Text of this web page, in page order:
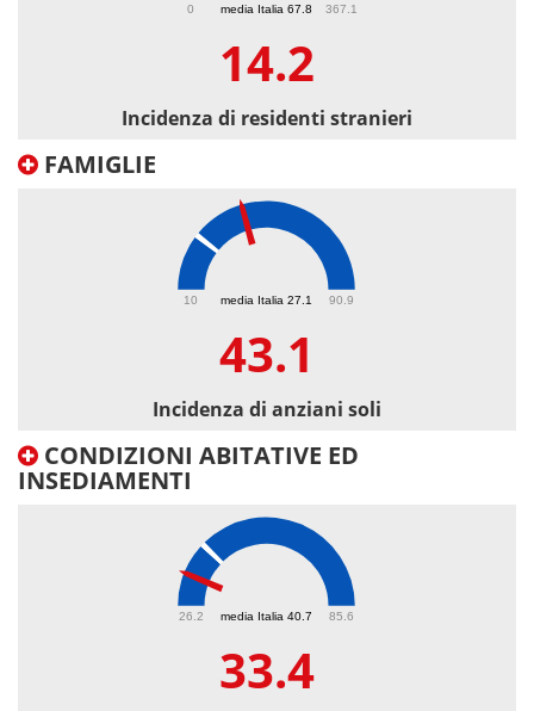
media Italia 67.8
0 367.1
14.2
Incidenza di residenti stranieri
FAMIGLIE
media Italia 27.1
10 90.9
43.1
Incidenza di anziani soli
CONDIZIONI ABITATIVE ED
INSEDIAMENTI
media Italia 40.7
26.2 85.6
33.4